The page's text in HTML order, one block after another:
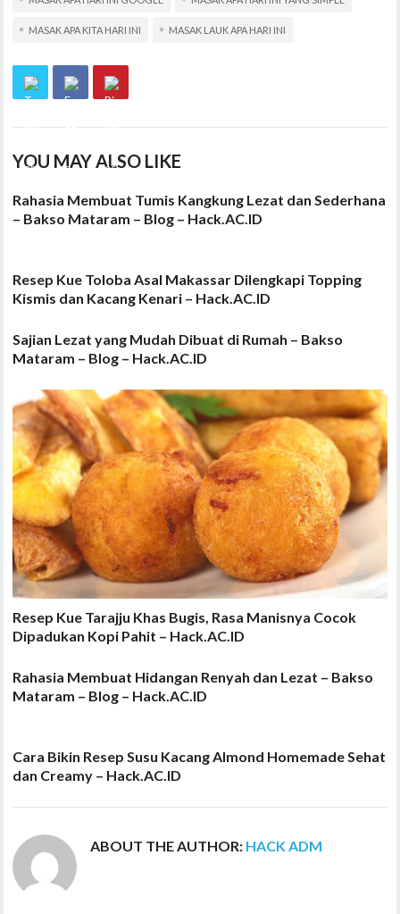
MASAK APA KITA HARI INI MASAK LAUK APA HARI INI
YOU MAY ALSO LIKE
Rahasia Membuat Tumis Kangkung Lezat dan Sederhana
– Bakso Mataram – Blog – Hack.AC.ID
Resep Kue Toloba Asal Makassar Dilengkapi Topping
Kismis dan Kacang Kenari – Hack.AC.ID
Sajian Lezat yang Mudah Dibuat di Rumah – Bakso
Mataram – Blog – Hack.AC.ID
Resep Kue Tarajju Khas Bugis, Rasa Manisnya Cocok
Dipadukan Kopi Pahit – Hack.AC.ID
Rahasia Membuat Hidangan Renyah dan Lezat – Bakso
Mataram – Blog – Hack.AC.ID
Cara Bikin Resep Susu Kacang Almond Homemade Sehat
dan Creamy – Hack.AC.ID
ABOUT THE AUTHOR: HACK ADM